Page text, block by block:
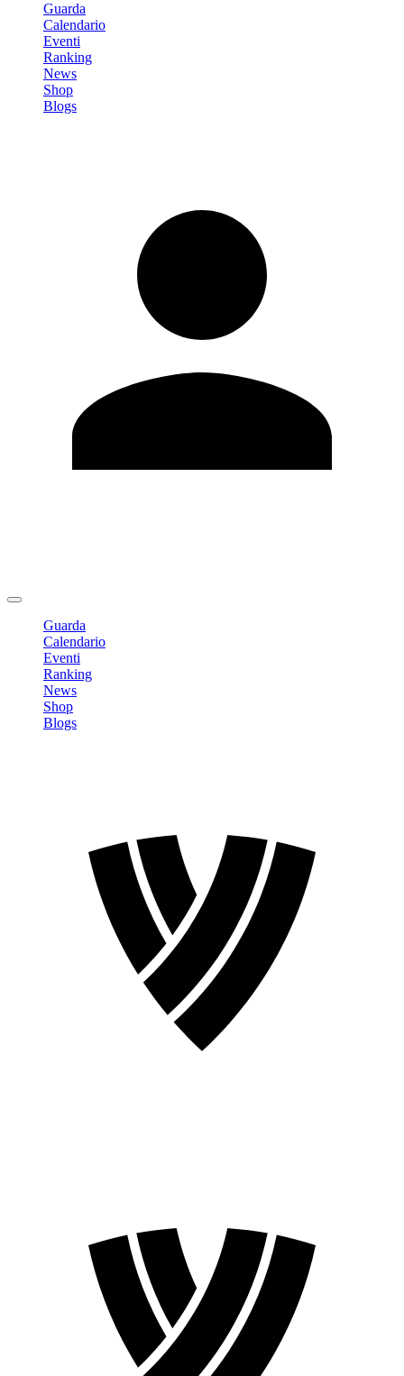
Guarda
Calendario
Eventi
Ranking
News
Shop
Blogs
Guarda
Calendario
Eventi
Ranking
News
Shop
Blogs